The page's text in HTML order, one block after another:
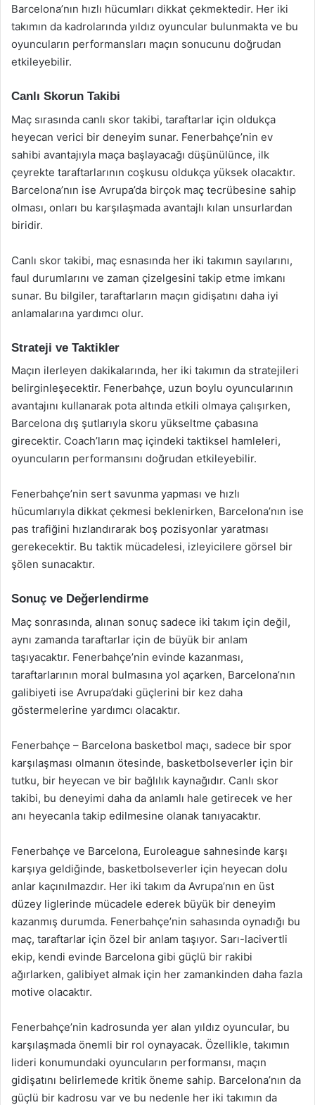
Barcelona’nın hızlı hücumları dikkat çekmektedir. Her iki
takımın da kadrolarında yıldız oyuncular bulunmakta ve bu
oyuncuların performansları maçın sonucunu doğrudan
etkileyebilir.
Canlı Skorun Takibi
Maç sırasında canlı skor takibi, taraftarlar için oldukça
heyecan verici bir deneyim sunar. Fenerbahçe’nin ev
sahibi avantajıyla maça başlayacağı düşünülünce, ilk
çeyrekte taraftarlarının coşkusu oldukça yüksek olacaktır.
Barcelona’nın ise Avrupa’da birçok maç tecrübesine sahip
olması, onları bu karşılaşmada avantajlı kılan unsurlardan
biridir.
Canlı skor takibi, maç esnasında her iki takımın sayılarını,
faul durumlarını ve zaman çizelgesini takip etme imkanı
sunar. Bu bilgiler, taraftarların maçın gidişatını daha iyi
anlamalarına yardımcı olur.
Strateji ve Taktikler
Maçın ilerleyen dakikalarında, her iki takımın da stratejileri
belirginleşecektir. Fenerbahçe, uzun boylu oyuncularının
avantajını kullanarak pota altında etkili olmaya çalışırken,
Barcelona dış şutlarıyla skoru yükseltme çabasına
girecektir. Coach’ların maç içindeki taktiksel hamleleri,
oyuncuların performansını doğrudan etkileyebilir.
Fenerbahçe’nin sert savunma yapması ve hızlı
hücumlarıyla dikkat çekmesi beklenirken, Barcelona’nın ise
pas trafiğini hızlandırarak boş pozisyonlar yaratması
gerekecektir. Bu taktik mücadelesi, izleyicilere görsel bir
şölen sunacaktır.
Sonuç ve Değerlendirme
Maç sonrasında, alınan sonuç sadece iki takım için değil,
aynı zamanda taraftarlar için de büyük bir anlam
taşıyacaktır. Fenerbahçe’nin evinde kazanması,
taraftarlarının moral bulmasına yol açarken, Barcelona’nın
galibiyeti ise Avrupa’daki güçlerini bir kez daha
göstermelerine yardımcı olacaktır.
Fenerbahçe – Barcelona basketbol maçı, sadece bir spor
karşılaşması olmanın ötesinde, basketbolseverler için bir
tutku, bir heyecan ve bir bağlılık kaynağıdır. Canlı skor
takibi, bu deneyimi daha da anlamlı hale getirecek ve her
anı heyecanla takip edilmesine olanak tanıyacaktır.
Fenerbahçe ve Barcelona, Euroleague sahnesinde karşı
karşıya geldiğinde, basketbolseverler için heyecan dolu
anlar kaçınılmazdır. Her iki takım da Avrupa’nın en üst
düzey liglerinde mücadele ederek büyük bir deneyim
kazanmış durumda. Fenerbahçe’nin sahasında oynadığı bu
maç, taraftarlar için özel bir anlam taşıyor. Sarı-lacivertli
ekip, kendi evinde Barcelona gibi güçlü bir rakibi
ağırlarken, galibiyet almak için her zamankinden daha fazla
motive olacaktır.
Fenerbahçe’nin kadrosunda yer alan yıldız oyuncular, bu
karşılaşmada önemli bir rol oynayacak. Özellikle, takımın
lideri konumundaki oyuncuların performansı, maçın
gidişatını belirlemede kritik öneme sahip. Barcelona’nın da
güçlü bir kadrosu var ve bu nedenle her iki takımın da